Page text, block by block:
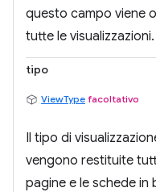
questo campo viene
tutte le visualizzazioni.
tipo
ViewType facoltativo
Il tipo di
vengono restituite
pagine e le schede in